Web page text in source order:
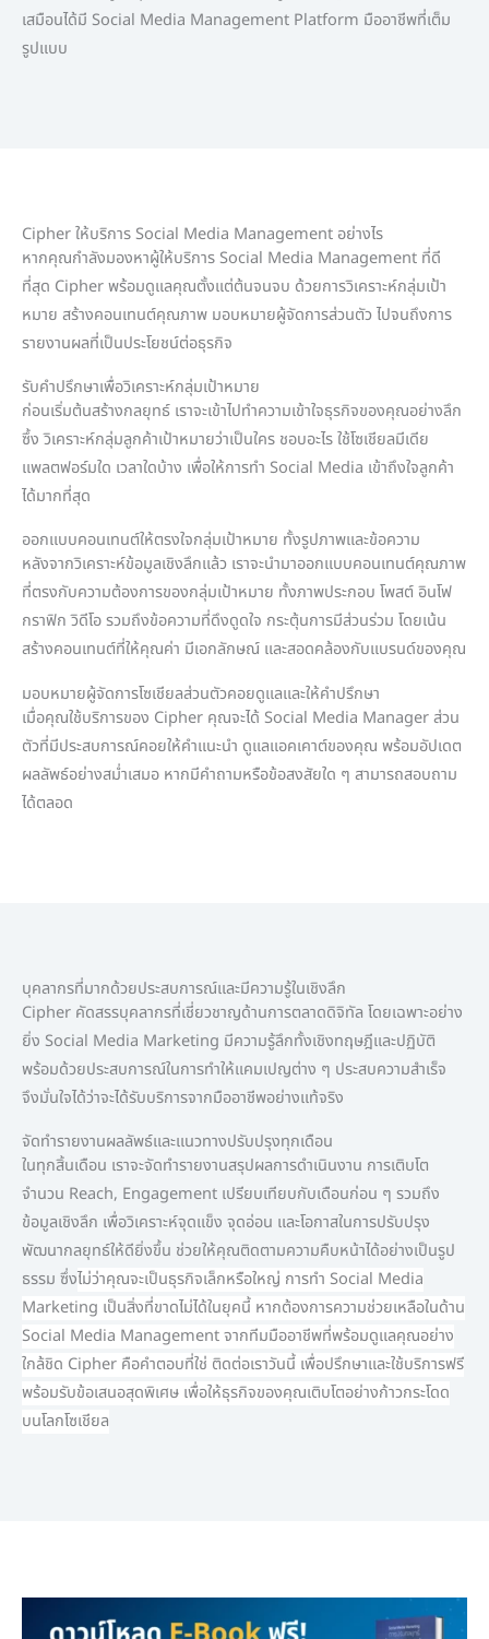
เสมือนได้มี Social Media Management Platform มืออาชีพที่เต็ม
รูปแบบ
Cipher ให้บริการ Social Media Management อย่างไร
หากคุณกำลังมองหาผู้ให้บริการ Social Media Management ที่ดี
ที่สุด Cipher พร้อมดูแลคุณตั้งแต่ต้นจนจบ ด้วยการวิเคราะห์กลุ่มเป้า
หมาย สร้างคอนเทนต์คุณภาพ มอบหมายผู้จัดการส่วนตัว ไปจนถึงการ
รายงานผลที่เป็นประโยชน์ต่อธุรกิจ
รับคำปรึกษาเพื่อวิเคราะห์กลุ่มเป้าหมาย
ก่อนเริ่มต้นสร้างกลยุทธ์ เราจะเข้าไปทำความเข้าใจธุรกิจของคุณอย่างลึก
ซึ้ง วิเคราะห์กลุ่มลูกค้าเป้าหมายว่าเป็นใคร ชอบอะไร ใช้โซเชียลมีเดีย
แพลตฟอร์มใด เวลาใดบ้าง เพื่อให้การทำ Social Media เข้าถึงใจลูกค้า
ได้มากที่สุด
ออกแบบคอนเทนต์ให้ตรงใจกลุ่มเป้าหมาย ทั้งรูปภาพและข้อความ
หลังจากวิเคราะห์ข้อมูลเชิงลึกแล้ว เราจะนำมาออกแบบคอนเทนต์คุณภาพ
ที่ตรงกับความต้องการของกลุ่มเป้าหมาย ทั้งภาพประกอบ โพสต์ อินโฟ
กราฟิก วิดีโอ รวมถึงข้อความที่ดึงดูดใจ กระตุ้นการมีส่วนร่วม โดยเน้น
สร้างคอนเทนต์ที่ให้คุณค่า มีเอกลักษณ์ และสอดคล้องกับแบรนด์ของคุณ
มอบหมายผู้จัดการโซเชียลส่วนตัวคอยดูแลและให้คำปรึกษา
เมื่อคุณใช้บริการของ Cipher คุณจะได้ Social Media Manager ส่วน
ตัวที่มีประสบการณ์คอยให้คำแนะนำ ดูแลแอคเคาต์ของคุณ พร้อมอัปเดต
ผลลัพธ์อย่างสม่ำเสมอ หากมีคำถามหรือข้อสงสัยใด ๆ สามารถสอบถาม
ได้ตลอด
บุคลากรที่มากด้วยประสบการณ์และมีความรู้ในเชิงลึก
Cipher คัดสรรบุคลากรที่เชี่ยวชาญด้านการตลาดดิจิทัล โดยเฉพาะอย่าง
ยิ่ง Social Media Marketing มีความรู้ลึกทั้งเชิงทฤษฎีและปฏิบัติ
พร้อมด้วยประสบการณ์ในการทำให้แคมเปญต่าง ๆ ประสบความสำเร็จ
จึงมั่นใจได้ว่าจะได้รับบริการจากมืออาชีพอย่างแท้จริง
จัดทำรายงานผลลัพธ์และแนวทางปรับปรุงทุกเดือน
ในทุกสิ้นเดือน เราจะจัดทำรายงานสรุปผลการดำเนินงาน การเติบโต
จำนวน Reach, Engagement เปรียบเทียบกับเดือนก่อน ๆ รวมถึง
ข้อมูลเชิงลึก เพื่อวิเคราะห์จุดแข็ง จุดอ่อน และโอกาสในการปรับปรุง
พัฒนากลยุทธ์ให้ดียิ่งขึ้น ช่วยให้คุณติดตามความคืบหน้าได้อย่างเป็นรูป
ธรรม ซึ่งไม่ว่าคุณจะเป็นธุรกิจเล็กหรือใหญ่ การทำ Social Media
Marketing เป็นสิ่งที่ขาดไม่ได้ในยุคนี้ หากต้องการความช่วยเหลือในด้าน
Social Media Management จากทีมมืออาชีพที่พร้อมดูแลคุณอย่าง
ใกล้ชิด Cipher คือคำตอบที่ใช่ ติดต่อเราวันนี้ เพื่อปรึกษาและใช้บริการฟรี
พร้อมรับข้อเสนอสุดพิเศษ เพื่อให้ธุรกิจของคุณเติบโตอย่างก้าวกระโดด
บนโลกโซเชียล